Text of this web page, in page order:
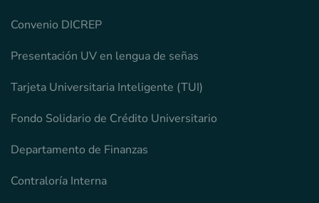
Convenio DICREP
Presentación UV en lengua de señas
Tarjeta Universitaria Inteligente (TUI)
Fondo Solidario de Crédito Universitario
Departamento de Finanzas
Contraloría Interna